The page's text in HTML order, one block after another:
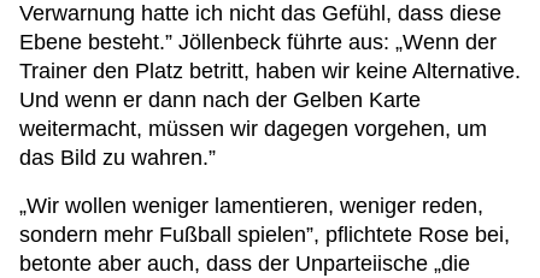
Verwarnung hatte ich nicht das Gefühl, dass diese
Ebene besteht.” Jöllenbeck führte aus: „Wenn der
Trainer den Platz betritt, haben wir keine Alternative.
Und wenn er dann nach der Gelben Karte
weitermacht, müssen wir dagegen vorgehen, um
das Bild zu wahren.”
„Wir wollen weniger lamentieren, weniger reden,
sondern mehr Fußball spielen”, pflichtete Rose bei,
betonte aber auch, dass der Unparteiische „die